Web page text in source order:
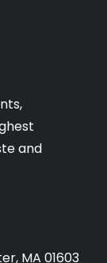
and
MA 01603